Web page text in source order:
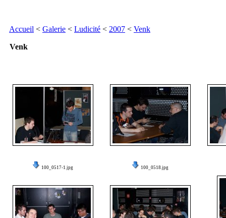
Accueil < Galerie < Ludicité < 2007 < Venk
Venk
100_0517-1.jpg 100_0518.jpg